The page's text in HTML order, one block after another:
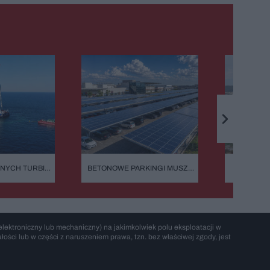
TURBIN
BETONOWE PARKINGI MUSZĄ
lub mechaniczny) na jakimkolwiek polu eksploatacji w
lub w części z naruszeniem prawa, tzn. bez właściwej zgody, jest